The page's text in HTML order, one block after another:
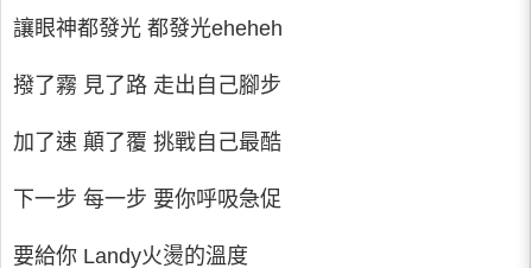
讓眼神都發光 都發光eheheh
撥了霧 見了路 走出自己腳步
加了速 顛了覆 挑戰自己最酷
下一步 每一步 要你呼吸急促
要給你 Landy火燙的溫度